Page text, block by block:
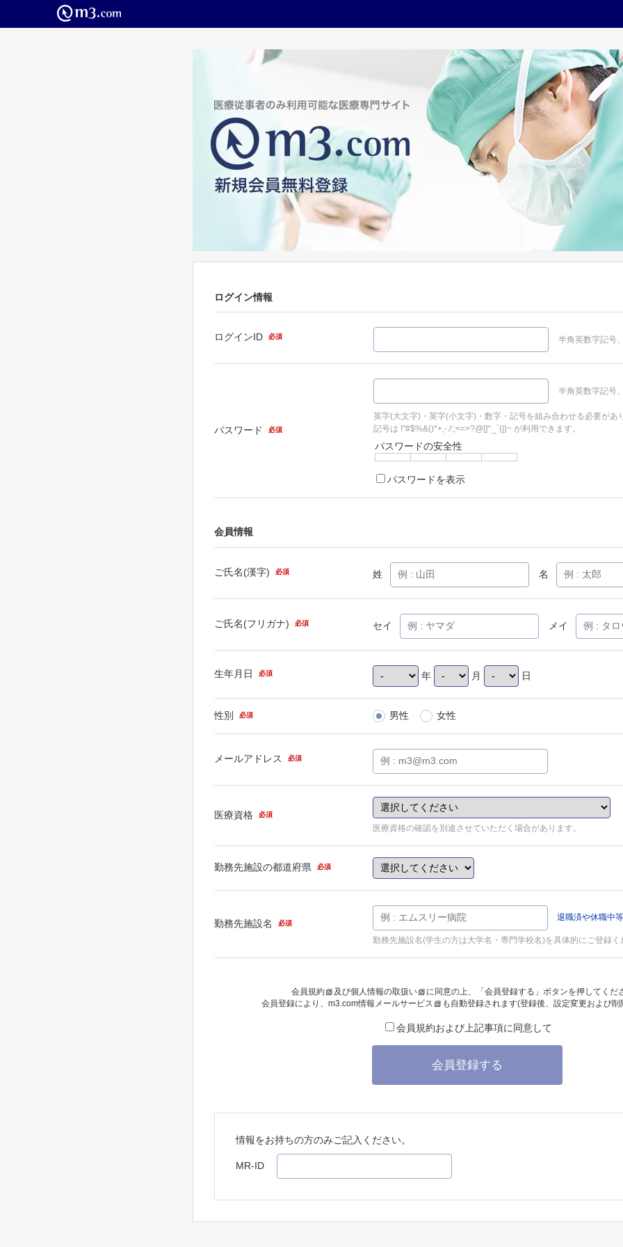
ログイン情報
ログインID 必須 半角英数字記号
パスワード 必須
半角英数字記号
英字(大文字)・英字(小文字)・数字・記号を組み合わせる必要があ
記号は !"#$%&()*+,-./:;<=>?@[]^_`{|}~ が利用できます。
パスワードの安全性
パスワードを表示
会員情報
ご氏名(漢字) 必須 姓 名
ご氏名(フリガナ) 必須 セイ メイ
生年月日 必須 年 月 日
性別 必須 男性 女性
メールアドレス 必須
医療資格 必須
医療資格の確認を別途させていただく場合があります。
勤務先施設の都道府県 必須
勤務先施設名 必須
退職済や休職中
勤務先施設名(学生の方は大学名・専門学校名)を具体的にご登録く
会員規約 及び個人情報の取扱い
に同意の上、「会員登録する」ボタンを押してくだ
会員登録により、 m3.com情報メールサービス も自動登録されます(登録後、設定変更および
会員規約および上記事項に同意して
会員登録する
情報をお持ちの方のみご記入ください。
MR-ID